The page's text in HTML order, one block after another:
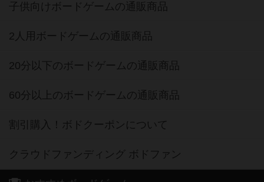
子供向けボードゲームの通販商品
2人用ボードゲームの通販商品
20分以下のボードゲームの通販商品
60分以上のボードゲームの通販商品
割引購入！ボドクーポンについて
クラウドファンディング ボドファン